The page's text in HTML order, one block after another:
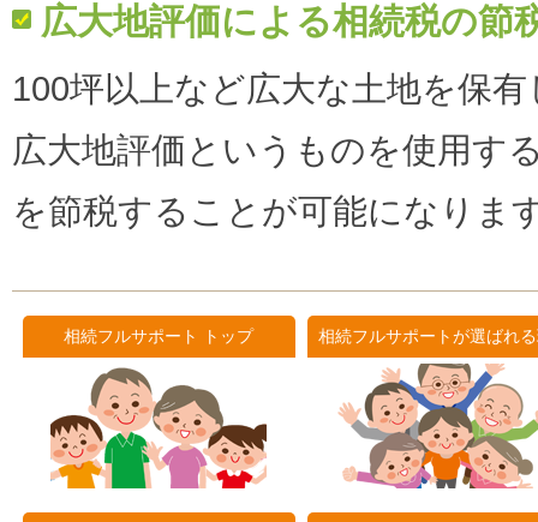
広大地評価による相続税の節
100坪以上など広大な土地を保
広大地評価というものを使用す
を節税することが可能になりま
相続フルサポート トップ 相続フルサポートが選ばれ